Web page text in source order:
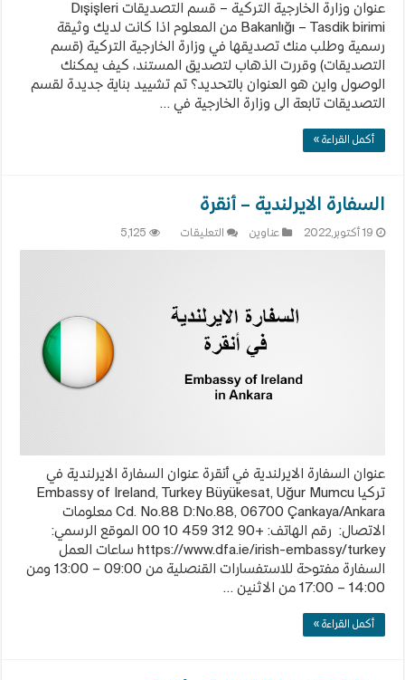
عنوان وزارة الخارجية التركية – قسم التصديقات Dışişleri
Bakanlığı – Tasdik birimi من المعلوم اذا كانت لديك وثيقة
رسمية وطلب منك تصديقها في وزارة الخارجية التركية (قسم
التصديقات) وقررت الذهاب لتصديق المستند، كيف يمكنك
الوصول واين هو العنوان بالتحديد؟ تم تشييد بناية جديدة لقسم
التصديقات تابعة الى وزارة الخارجية في …
أكمل القراءة »
السفارة الايرلندية – أنقرة
19 أكتوبر,2022 عناوين التعليقات
السفارة
مغلقة
5,125
عنوان السفارة الايرلندية في أنقرة عنوان السفارة الايرلندية في
تركيا Embassy of Ireland, Turkey Büyükesat, Uğur Mumcu
Cd. No.88 D:No.88, 06700 Çankaya/Ankara معلومات
الاتصال: رقم الهاتف: +90 312 459 10 00 الموقع الرسمي:
https://www.dfa.ie/irish-embassy/turkey ساعات العمل
السفارة مفتوحة للاستفسارات القنصلية من 09:00 – 13:00 ومن
14:00 – 17:00 من الاثنين …
أكمل القراءة »